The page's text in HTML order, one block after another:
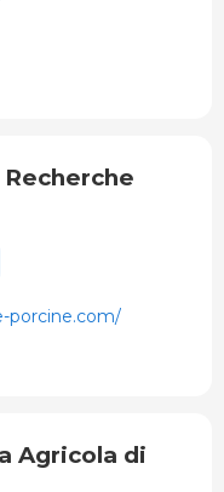
porcine.com/
Agricola di